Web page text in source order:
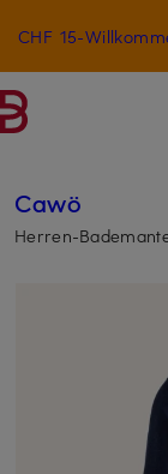
ZUM HAUPTINHALT
CHF 15-
Cawö
Herren-